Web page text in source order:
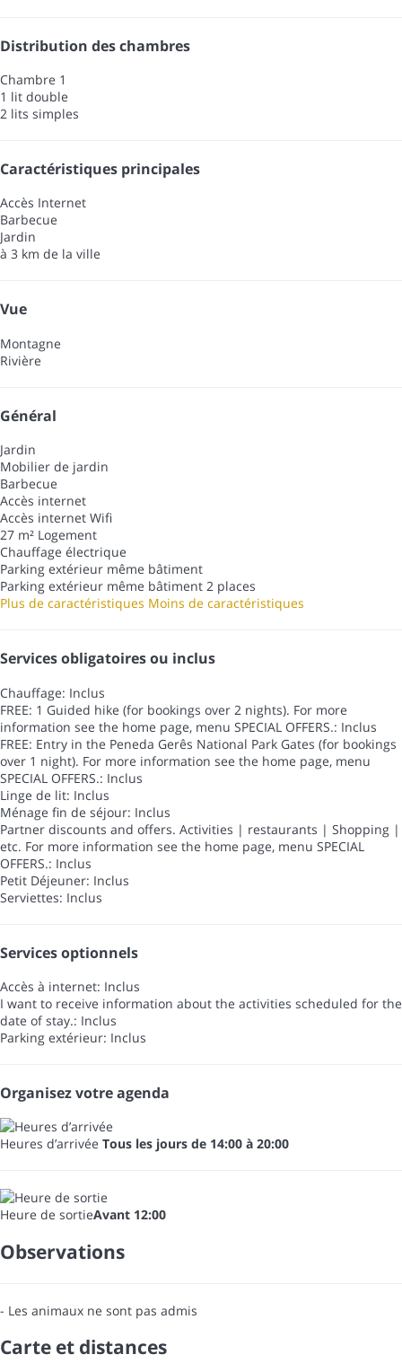
Distribution des chambres
Chambre 1
1 lit double
2 lits simples
Caractéristiques principales
Accès Internet
Barbecue
Jardin
à 3 km de la ville
Vue
Montagne
Rivière
Général
Jardin
Mobilier de jardin
Barbecue
Accès internet
Accès internet Wifi
27 m² Logement
Chauffage électrique
Parking extérieur même bâtiment
Parking extérieur même bâtiment 2 places
Plus de caractéristiques Moins de caractéristiques
Services obligatoires ou inclus
Chauffage: Inclus
FREE: 1 Guided hike (for bookings over 2 nights). For more
information see the home page, menu SPECIAL OFFERS.: Inclus
FREE: Entry in the Peneda Gerês National Park Gates (for bookings
over 1 night). For more information see the home page, menu
SPECIAL OFFERS.: Inclus
Linge de lit: Inclus
Ménage fin de séjour: Inclus
Partner discounts and offers. Activities | restaurants | Shopping |
etc. For more information see the home page, menu SPECIAL
OFFERS.: Inclus
Petit Déjeuner: Inclus
Serviettes: Inclus
Services optionnels
Accès à internet: Inclus
I want to receive information about the activities scheduled for the
date of stay.: Inclus
Parking extérieur: Inclus
Organisez votre agenda
Heures d’arrivée Tous les jours de 14:00 à 20:00
Heure de sortieAvant 12:00
Observations
- Les animaux ne sont pas admis
Carte et distances